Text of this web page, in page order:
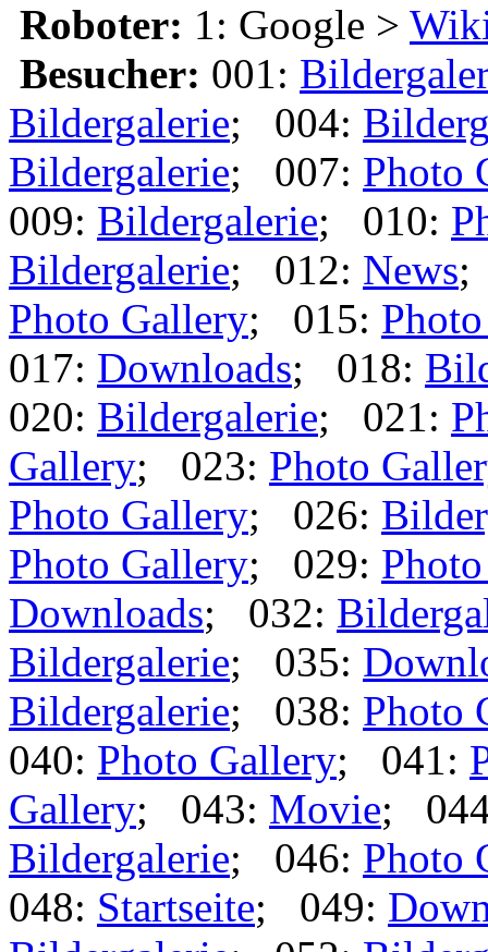
Roboter: 1: Google >
Besucher: 001:
Bildergalerie; 004:
Bildergalerie; 007: Photo
009: Bildergalerie; 010:
Bildergalerie; 012: News;
Photo Gallery; 015:
017: Downloads; 018:
020: Bildergalerie; 021:
Gallery; 023: Photo
Photo Gallery; 026:
Photo Gallery; 029:
Downloads; 032:
Bildergalerie; 035:
Bildergalerie; 038: Photo
040: Photo Gallery; 041:
Gallery; 043: Movie;
Bildergalerie; 046: Photo
048: Startseite; 049: